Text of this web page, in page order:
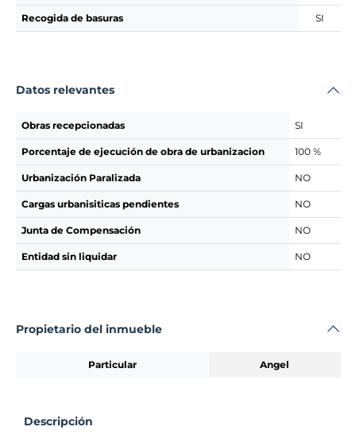
Recogida de basuras SI
Datos relevantes
Obras recepcionadas SI
Porcentaje de ejecución de obra de urbanizacion 100 %
Urbanización Paralizada NO
Cargas urbanisiticas pendientes NO
Junta de Compensación NO
Entidad sin liquidar NO
Propietario del inmueble
Particular Angel
Descripción